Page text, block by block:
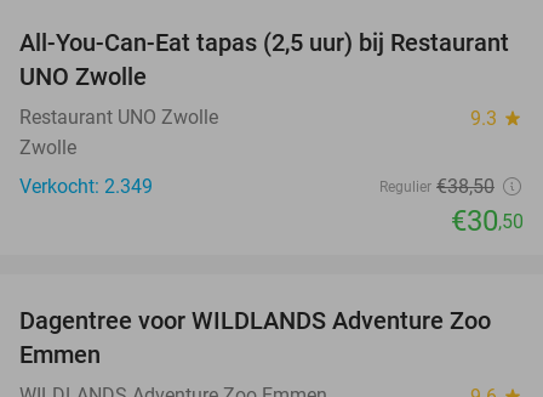
21%
All-You-Can-Eat tapas (2,5 uur) bij Restaurant
UNO Zwolle
Restaurant UNO Zwolle 9.3 star
Zwolle
Verkocht: 2.349
Regulier €38,50
€30,50
24%
Dagentree voor WILDLANDS Adventure Zoo
Emmen